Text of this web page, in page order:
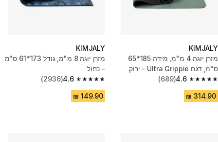
KIMJALY
מזרן יוגה 4 מ"מ, מידה 185*65
ס"מ, דגם Ultra Grippie - ירוק
4.6
4.6 out of 5 stars from 689 reviews
(689)
KIMJALY
מזרן יוגה 8 מ"מ, גודל 173*61 ס"מ
- כחול
4.6
4.6 out of 5 stars from 2936 reviews
(2936)